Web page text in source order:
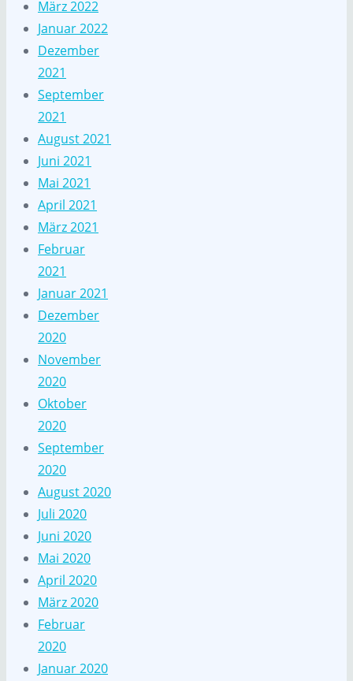
März 2022
Januar 2022
Dezember
2021
September
2021
August 2021
Juni 2021
Mai 2021
April 2021
März 2021
Februar
2021
Januar 2021
Dezember
2020
November
2020
Oktober
2020
September
2020
August 2020
Juli 2020
Juni 2020
Mai 2020
April 2020
März 2020
Februar
2020
Januar 2020